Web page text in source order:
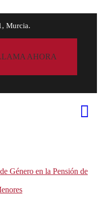
Murcia.
AHORA
Género en la Pensión de